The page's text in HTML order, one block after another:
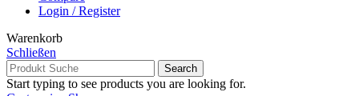
Login / Register
Warenkorb
Schließen
Search
Start typing to see products you are looking for.